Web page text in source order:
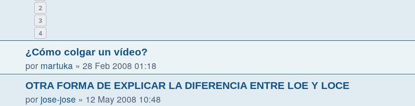
2
3
4
¿Cómo colgar un vídeo?
por martuka » 28 Feb 2008 01:18
OTRA FORMA DE EXPLICAR LA DIFERENCIA ENTRE LOE Y LOCE
por jose-jose » 12 May 2008 10:48